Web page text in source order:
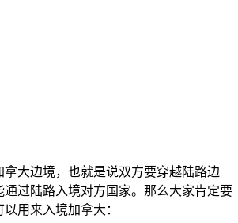
大边境，也就是说双方要穿越陆路边
过陆路入境对方国家。那么大家肯定要
用来入境加拿大：